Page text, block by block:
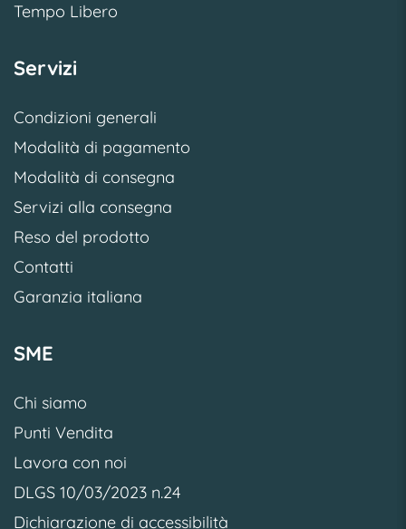
Tempo Libero
Servizi
Condizioni generali
Modalità di pagamento
Modalità di consegna
Servizi alla consegna
Reso del prodotto
Contatti
Garanzia italiana
SME
Chi siamo
Punti Vendita
Lavora con noi
DLGS 10/03/2023 n.24
Dichiarazione di accessibilità